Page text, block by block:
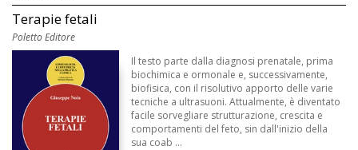
Terapie fetali
Poletto Editore
Il testo parte dalla diagnosi prenatale, prima
biochimica e ormonale e, successivamente,
biofisica, con il risolutivo apporto delle varie
tecniche a ultrasuoni. Attualmente, è diventato
facile sorvegliare strutturazione, crescita e
comportamenti del feto, sin dall'inizio della
sua coab ...